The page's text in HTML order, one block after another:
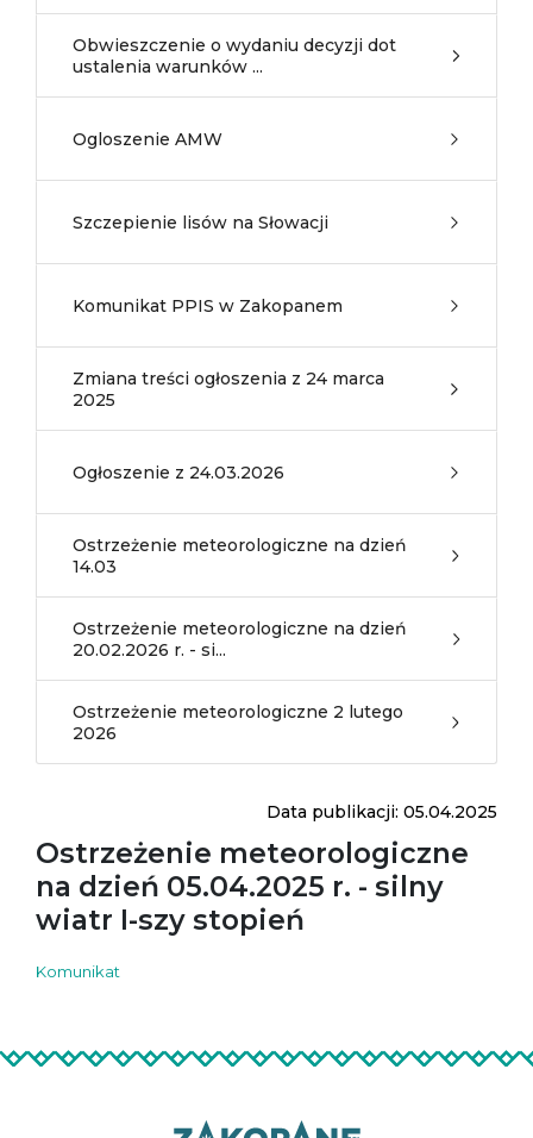
Obwieszczenie o wydaniu decyzji dot
ustalenia warunków ...
Ogloszenie AMW
Szczepienie lisów na Słowacji
Komunikat PPIS w Zakopanem
Zmiana treści ogłoszenia z 24 marca
2025
Ogłoszenie z 24.03.2026
Ostrzeżenie meteorologiczne na dzień
14.03
Ostrzeżenie meteorologiczne na dzień
20.02.2026 r. - si...
Ostrzeżenie meteorologiczne 2 lutego
2026
Data publikacji: 05.04.2025
Ostrzeżenie meteorologiczne
na dzień 05.04.2025 r. - silny
wiatr I-szy stopień
Komunikat